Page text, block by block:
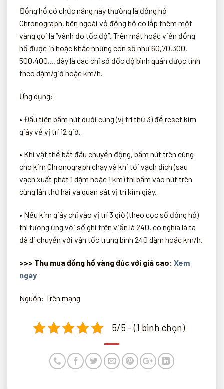
Đồng hồ có chức năng này thường là đồng hồ
Chronograph, bên ngoài vỏ đồng hồ có lắp thêm một
vàng gọi là “vành đo tốc độ”. Trên mặt hoặc viền đồng
hồ được in hoặc khắc những con số như 60,70,300,
500,400,…đây là các chỉ số đốc độ bình quân được tính
theo dặm/giờ hoặc km/h.
Ứng dụng:
• Đầu tiên bấm nút dưới cùng (vị trí thứ 3) để reset kim
giây về vị trí 12 giờ.
• Khi vật thể bắt đầu chuyển động, bấm nút trên cùng
cho kim Chronograph chạy và khi tới vạch đích (sau
vạch xuất phát 1 dặm hoặc 1 km) thì bấm vào nút trên
cùng lần thứ hai và quan sát vị trí kim giây.
• Nếu kim giây chỉ vào vị trí 3 giờ (theo cọc số đồng hồ)
thì tương ứng với số ghi trên viền là 240, có nghĩa là ta
đã di chuyển với vận tốc trung bình 240 dặm hoặc km/h.
>>> Thu mua đồng hồ vàng đúc với giá cao: Xem
ngay
Nguồn: Trên mạng
5/5 - (1 bình chọn)